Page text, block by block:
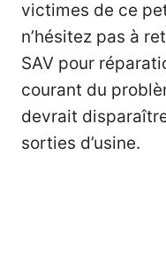
victimes de ce
n’hésitez pas à
SAV pour
courant du
devrait
sorties d’usine.